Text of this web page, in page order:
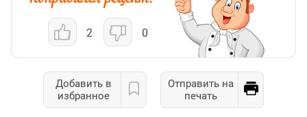
2 0
Добавить в
избранное
Отправить на
печать